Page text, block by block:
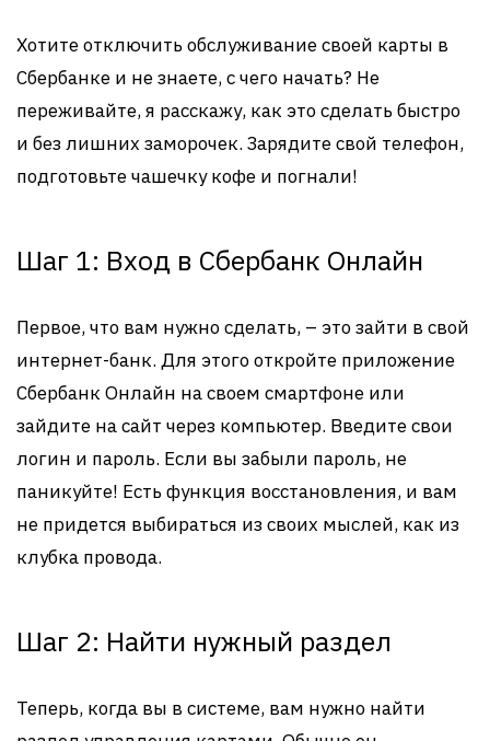
Хотите отключить обслуживание своей карты в
Сбербанке и не знаете, с чего начать? Не
переживайте, я расскажу, как это сделать быстро
и без лишних заморочек. Зарядите свой телефон,
подготовьте чашечку кофе и погнали!
Шаг 1: Вход в Сбербанк Онлайн
Первое, что вам нужно сделать, – это зайти в свой
интернет-банк. Для этого откройте приложение
Сбербанк Онлайн на своем смартфоне или
зайдите на сайт через компьютер. Введите свои
логин и пароль. Если вы забыли пароль, не
паникуйте! Есть функция восстановления, и вам
не придется выбираться из своих мыслей, как из
клубка провода.
Шаг 2: Найти нужный раздел
Теперь, когда вы в системе, вам нужно найти